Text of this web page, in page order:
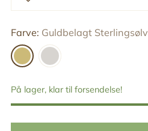
Farve: Guldbelagt Sterlingsølv
På lager, klar til forsendelse!